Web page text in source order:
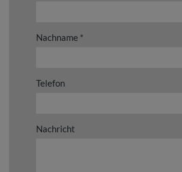
Nachname
Telefon
Nachricht